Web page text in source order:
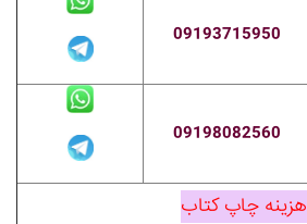
09193715950
09198082560
هزینه چاپ کتاب